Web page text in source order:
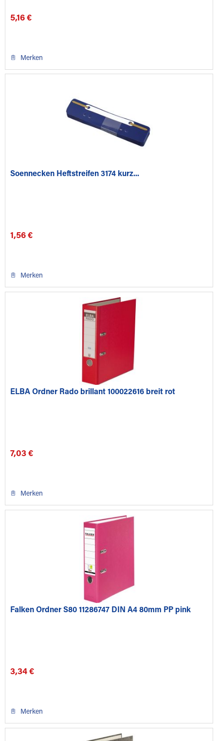
5,16 €
Merken
Soennecken Heftstreifen 3174 kurz...
1,56 €
Merken
ELBA Ordner Rado brillant 100022616 breit rot
7,03 €
Merken
Falken Ordner S80 11286747 DIN A4 80mm PP pink
3,34 €
Merken